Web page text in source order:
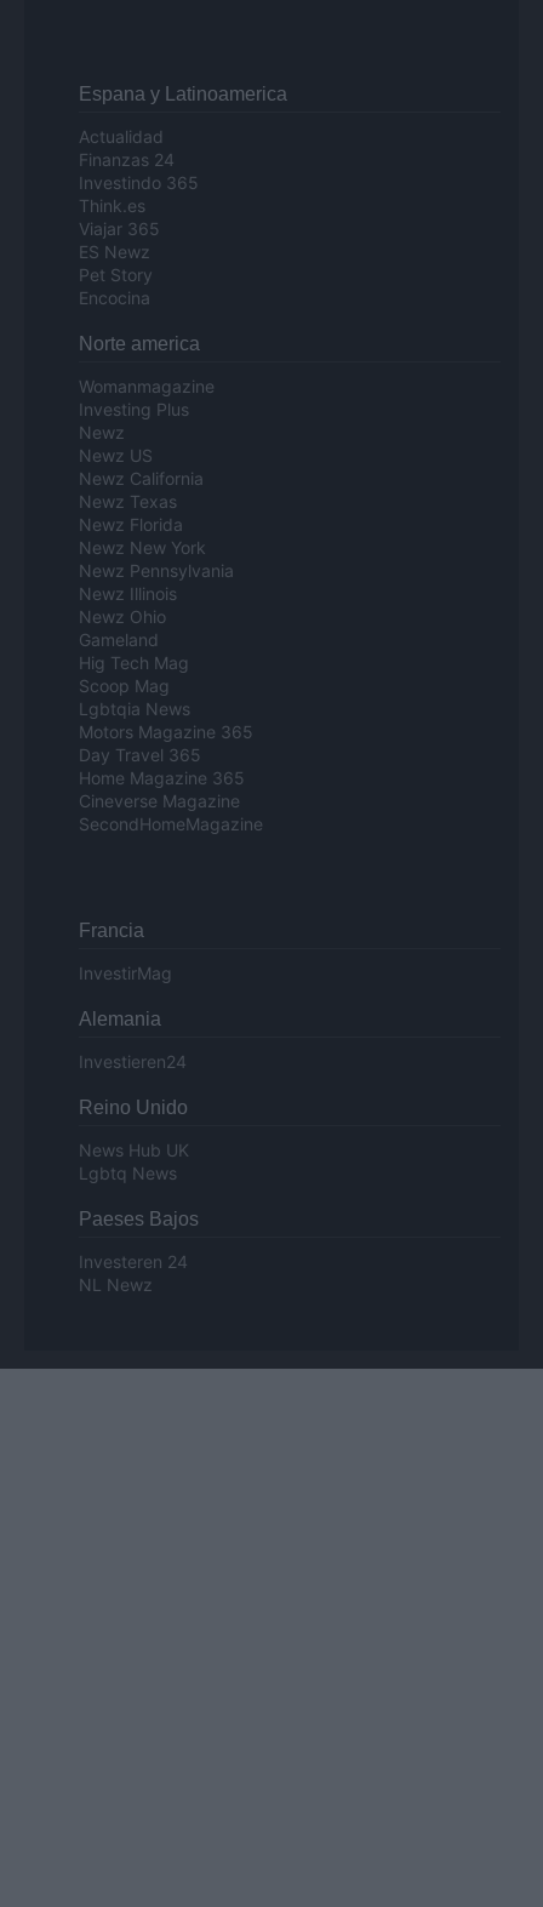
Espana y Latinoamerica
Actualidad
Finanzas 24
Investindo 365
Think.es
Viajar 365
ES Newz
Pet Story
Encocina
Norte america
Womanmagazine
Investing Plus
Newz
Newz US
Newz California
Newz Texas
Newz Florida
Newz New York
Newz Pennsylvania
Newz Illinois
Newz Ohio
Gameland
Hig Tech Mag
Scoop Mag
Lgbtqia News
Motors Magazine 365
Day Travel 365
Home Magazine 365
Cineverse Magazine
SecondHomeMagazine
Francia
InvestirMag
Alemania
Investieren24
Reino Unido
News Hub UK
Lgbtq News
Paeses Bajos
Investeren 24
NL Newz